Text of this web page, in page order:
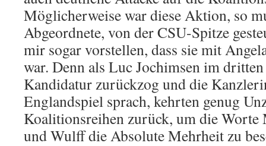
Möglicherweise war diese Aktion, so
Abgeordnete, von der CSU-Spitze
mir sogar vorstellen, dass sie mit
war. Denn als Luc Jochimsen im
Kandidatur zurückzog und die
Englandspiel sprach, kehrten genug
Koalitionsreihen zurück, um die Worte
und Wulff die Absolute Mehrheit zu